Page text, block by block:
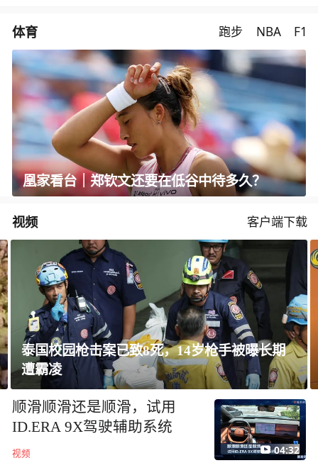
体育 跑步 NBA F1
凰家看台｜郑钦文还要在低谷中待多久？
视频 客户端下载
枪手被曝长期
民进党造谣访陆台胞失联，夏立
脸！台湾民众会“用脚投票”
顺滑顺滑还是顺滑，试用
ID.ERA 9X驾驶辅助系统
视频 04:32